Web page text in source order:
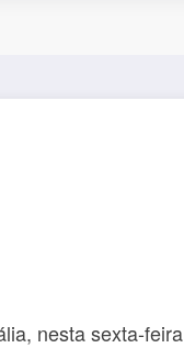
nesta sexta-